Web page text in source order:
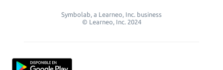
Symbolab, a Learneo, Inc. business
© Learneo, Inc. 2024